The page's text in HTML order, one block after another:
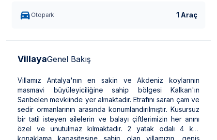
Otopark 1 Araç
VillayaGenel Bakış
Villamız Antalya'nın en sakin ve Akdeniz koylarının
masmavi büyüleyiciliğine sahip bölgesi Kalkan'ın
Sarıbelen mevkiinde yer almaktadır. Etrafını saran çam ve
sedir ormanlarının arasında konumlandırılmıştır. Kusursuz
bir tatil isteyen ailelerin ve balayı çiftlerimizin her anını
özel ve unutulmaz kılmaktadır. 2 yatak odalı 4 kişi
konaklama kapasitesine sahip olan villamızın, geniş